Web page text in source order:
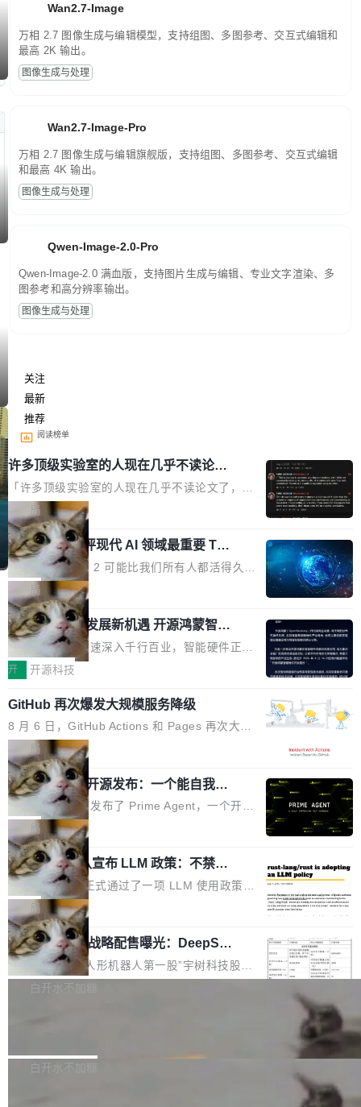
Wan2.7-Image
万相 2.7 图像生成与编辑模型，支持组图、多图参考、交互式编辑和
最高 2K 输出。
图像生成与处理
Wan2.7-Image-Pro
万相 2.7 图像生成与编辑旗舰版，支持组图、多图参考、交互式编辑
和最高 4K 输出。
图像生成与处理
Qwen-Image-2.0-Pro
Qwen-Image-2.0 满血版，支持图片生成与编辑、专业文字渲染、多
图参考和高分辨率输出。
图像生成与处理
关注
最新
推荐
阅读榜单
许多顶级实验室的人现在几乎不读论文
了
「许多顶级实验室的人现在几乎不读论文了，而
且他们认为 ICLR/ICML/NeurIPS 充斥着大量过
度宣传和欺诈。」 OpenAI 研究员 Keller Jorda
n 这条推文引发了广泛讨论。他不是在说风凉
话，他是说出了一个圈内人尽皆知但很少公开捅
破的事实。 Jordan 随后补充了一句软化声明：
「我不认为这些会议上大部分论文都在过度宣传
或造假。问题是，作为读者，如果你筛选出那些
看起来最令人兴奋的论文，那它们大部分都是过
度宣传的。」 这才是真正的痛点。不是所有论文
都有问题，是最吸引眼球的那批论文最有问题。
他引用的帖子来自 Mathew Shen，一位 ICLR 2
026 的读者：「看了篇 ...
局
xAI 前工程师评现代 AI 领域最重要 Top
3 开源项目
Flash Attention 2 可能比我们所有人都活得久。
这句话不是来自某个技术博客，而是出自 Hieu
Pham 的一条推文。Hieu Pham 是谁？他是 xAI
的早期工程师之一，在 Grok 训练基础设施团队
工作过。近日他在 X 上发了一条帖子，列出了他
认为现代 AI 领域最重要的三个开源项目。 第一
个名字毫无悬念：Flash Attention 2。 Hieu 的
理由很具体。FA 系列不需要解释，但 FA2 是他
认为最重要的一个——复杂度恰到好处，刚好能
驱动你去学 CuTe，但还没被那些"邪恶的" Hopp
er++ 优化所淹没，足够容易修改和适配。 更关
键的是 FA2 的持久性...
局
共商智能硬件发展新机遇 开源鸿蒙智能
硬件开发者日杭州站即将举行
随着万物智联加速深入千行百业，智能硬件正从
单点设备迈向智能化、网联化、协同化发展。作
鸿蒙通过统一技术底座和分布式能力，为不同类
型智能设备的开发、连接与互联提供关键支撑，
也为产业链企业探索产品创新与商业增长打开新
的空间。 8月14日，开源鸿蒙智能硬件开发者日
（OHDD：OpenHarmony Hardware Develope
r Day）将在杭州启航。活动面向智能硬件产业
链企业和开发者，邀请行业专家与资深技术顾
问，围绕开源鸿蒙技术能力、设备适配、芯片适
配、功耗与稳定性调优、兼容性测评及统一互联
等内容展开系统讲解和实战交流，帮助企业进一
步了解开源鸿蒙在智能...
开 开源科技
GitHub 再次爆发大规模服务降级
8 月 6 日，GitHub Actions 和 Pages 再次大规
模服务降级，Actions 完全不可用超过 5 小时，
webhook 停发，连自托管 runner 也因调度层故
障无法工作。Pages、Copilot code review、C
opilot coding agent 全部受影响。从检测到完全
恢复，大约 12 小时。 这是 2026 年 8 月的第六
起事故，其中四起与 AI/Copilot 服务相关。 Git
Hub 员工 kdaigle 在 HN 讨论中贴出了一组数
据：2025 年全年 10 亿次 commit。现在，每周
2.75 亿次，全年预计 140 亿次。GitHub...
局
Prime Agent 开源发布：一个能自我改
进的编程 Agent，ARC-AGI 3 超越人类
专家基线
Prime Intellect 发布了 Prime Agent，一个开源
的编程 Agent Harness，核心设计围绕两个抽
象：Recursive Language Model（RLM）和 C
ontinual Harness。在 ARC-AGI 3 基准测试
上，Prime Agent + Opus 5 的组合达到了 95.
5% RHAE Best@1，超过了 ARC 报告的人类专
家基线 95.4%。 不是又一个 coding agent 包装
器 Prime Agent 的架构和市面上大多数 coding
agent 有本质区别。大多数 agent harness 的设
计是基于早期模型的能力—...
局
Rust 项目团队宣布 LLM 政策：不禁
止，但你要承认哪些代码不是你写的
Rust 语言项目正式通过了一项 LLM 使用政策，
覆盖 rust-lang/rust 单一仓库的代码贡献。这不
是项目级别的官方立场，目前由五个团队采纳，
但它可能是主流开源项目中关于 AI 辅助贡献最
细致的一份规则。 政策的核心只有一句话：LLM
可以用来分析、提炼、审阅、建议，但不能用来
不得生成涉及安全性的关键变更，除非作者本身
局
宇树科技 IPO 战略配售曝光：DeepSe
ek 获配 93.3 万股，锁定 36 个月
8月6日晚间，“人形机器人第一股”宇树科技股份
有限公司披露IPO发行价格及战略配售结果，杭
36个月。 公告显示，本次宇树科技战略配售对
白开水不加糖
Bug fixes and enhancements 修复多次传递同
白开水不加糖